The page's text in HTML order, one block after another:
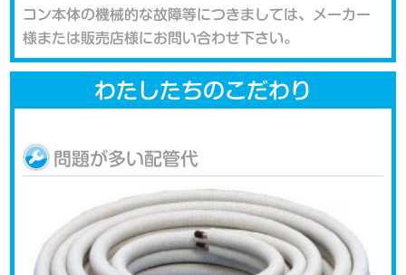
コン本体の機械的な故障等につきましては、メーカー
様または販売店様にお問い合わせ下さい。
わたしたちのこだわり
問題が多い配管代